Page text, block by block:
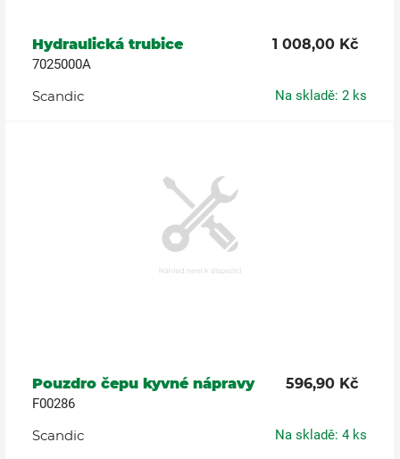
Hydraulická trubice 1 008,00 Kč
7025000A
Scandic Na skladě: 2 ks
Pouzdro čepu kyvné nápravy 596,90 Kč
F00286
Scandic Na skladě: 4 ks